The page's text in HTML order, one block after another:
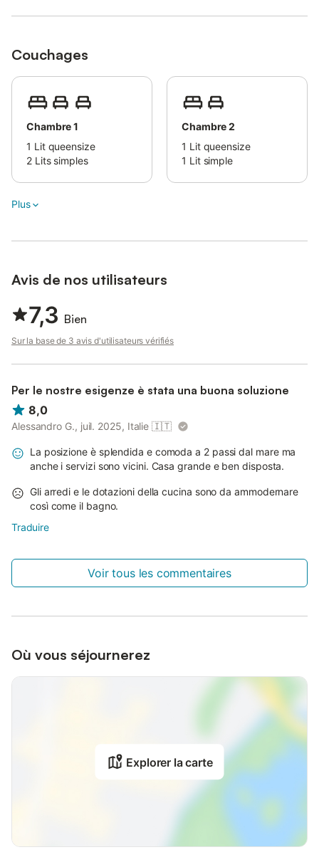
Couchages
Chambre 1
1 Lit queensize
2 Lits simples
Chambre 2
1 Lit queensize
1 Lit simple
Plus
Avis de nos utilisateurs
7,3 Bien
Sur la base de 3 avis d'utilisateurs vérifiés
Per le nostre esigenze è stata una buona soluzione
8,0
Alessandro G., juil. 2025, Italie 🇮🇹
La posizione è splendida e comoda a 2 passi dal mare ma
anche i servizi sono vicini. Casa grande e ben disposta.
Gli arredi e le dotazioni della cucina sono da ammodernare
così come il bagno.
Traduire
Voir tous les commentaires
Où vous séjournerez
Explorer la carte